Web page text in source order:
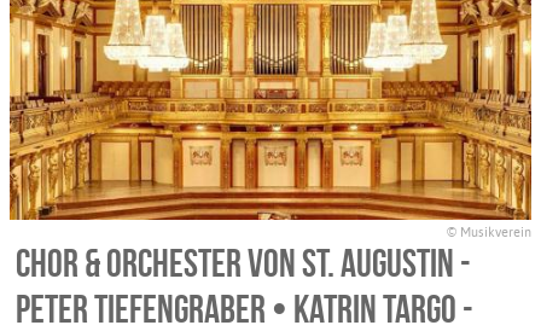
© Musikverein
Chor & Orchester von St. Augustin -
Peter Tiefengraber • Katrin Targo -